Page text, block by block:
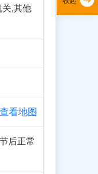
,其他
查看地图
后正常